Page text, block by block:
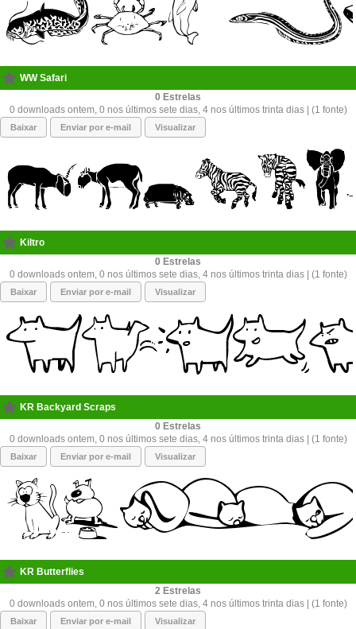
WW Safari
0
0 downloads ontem, 0 nos últimos sete dias, 4 nos últimos trinta dias | (1 fonte)
Baixar Enviar por e-mail Visualizar
Kiltro
0
0 downloads ontem, 0 nos últimos sete dias, 4 nos últimos trinta dias | (1 fonte)
Baixar Enviar por e-mail Visualizar
KR Backyard Scraps
0
0 downloads ontem, 0 nos últimos sete dias, 4 nos últimos trinta dias | (1 fonte)
Baixar Enviar por e-mail Visualizar
KR Butterflies
2
0 downloads ontem, 0 nos últimos sete dias, 4 nos últimos trinta dias | (1 fonte)
Baixar Enviar por e-mail Visualizar